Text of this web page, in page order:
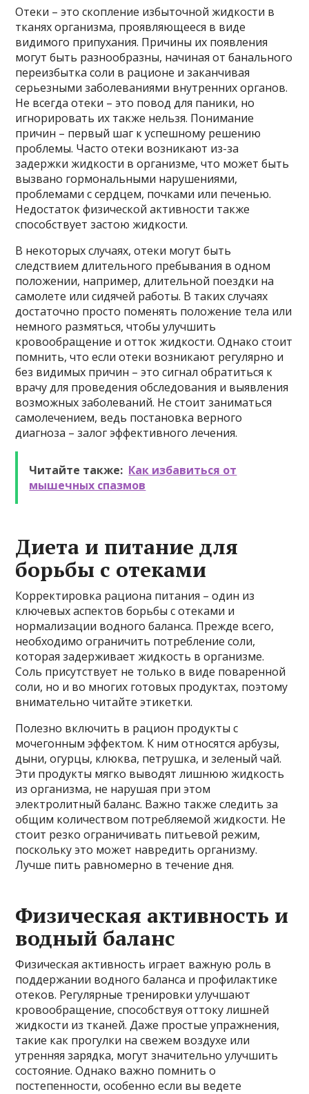
Отеки – это скопление избыточной жидкости в
тканях организма, проявляющееся в виде
видимого припухания. Причины их появления
могут быть разнообразны, начиная от банального
переизбытка соли в рационе и заканчивая
серьезными заболеваниями внутренних органов.
Не всегда отеки – это повод для паники, но
игнорировать их также нельзя. Понимание
причин – первый шаг к успешному решению
проблемы. Часто отеки возникают из-за
задержки жидкости в организме, что может быть
вызвано гормональными нарушениями,
проблемами с сердцем, почками или печенью.
Недостаток физической активности также
способствует застою жидкости.
В некоторых случаях, отеки могут быть
следствием длительного пребывания в одном
положении, например, длительной поездки на
самолете или сидячей работы. В таких случаях
достаточно просто поменять положение тела или
немного размяться, чтобы улучшить
кровообращение и отток жидкости. Однако стоит
помнить, что если отеки возникают регулярно и
без видимых причин – это сигнал обратиться к
врачу для проведения обследования и выявления
возможных заболеваний. Не стоит заниматься
самолечением, ведь постановка верного
диагноза – залог эффективного лечения.
Читайте также: Как избавиться от
мышечных спазмов
Диета и питание для
борьбы с отеками
Корректировка рациона питания – один из
ключевых аспектов борьбы с отеками и
нормализации водного баланса. Прежде всего,
необходимо ограничить потребление соли,
которая задерживает жидкость в организме.
Соль присутствует не только в виде поваренной
соли, но и во многих готовых продуктах, поэтому
внимательно читайте этикетки.
Полезно включить в рацион продукты с
мочегонным эффектом. К ним относятся арбузы,
дыни, огурцы, клюква, петрушка, и зеленый чай.
Эти продукты мягко выводят лишнюю жидкость
из организма, не нарушая при этом
электролитный баланс. Важно также следить за
общим количеством потребляемой жидкости. Не
стоит резко ограничивать питьевой режим,
поскольку это может навредить организму.
Лучше пить равномерно в течение дня.
Физическая активность и
водный баланс
Физическая активность играет важную роль в
поддержании водного баланса и профилактике
отеков. Регулярные тренировки улучшают
кровообращение, способствуя оттоку лишней
жидкости из тканей. Даже простые упражнения,
такие как прогулки на свежем воздухе или
утренняя зарядка, могут значительно улучшить
состояние. Однако важно помнить о
постепенности, особенно если вы ведете